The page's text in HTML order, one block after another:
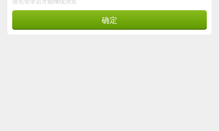
确定